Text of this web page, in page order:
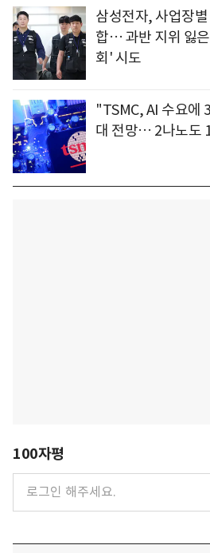
삼성전자, 사업장
합… 과반 지위 잃
회' 시도
"TSMC, AI 수요에
대 전망… 2나노도
100자평